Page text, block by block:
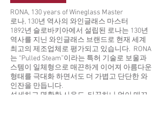
RONA, 130 years of Wineglass Master
로나, 130년 역사의 와인글래스 마스터
1892년 슬로바키아에서 설립된 로나는 130년
역사를 지닌 와인글래스 브랜드로 현재 세계
최고의 제조업체로 평가되고 있습니다. RONA
는 “Pulled Steam”이라는 특허 기술로 보울과
스템이 일체형으로 매끈하게 이어져 아름다운
형태를 극대화 하면서도 더 가볍고 단단한 와
인잔을 만듭니다.
섬세하고 명확한 사운드, 티끌하나 없이 매끄